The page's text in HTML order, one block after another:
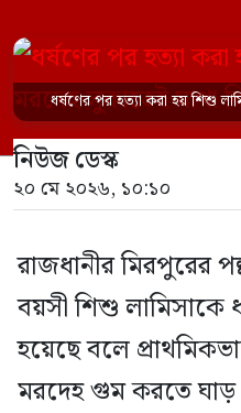
চালানো হয় এই নৃশংস
ভাড়াটিয়া সোহেল রানা
আক্তারকে (২৬) মাত্র
ধর্ষণের পর হত্যা করা হয় শিশু
নিউজ ডেস্ক
২০ মে ২০২৬, ১০:১০
রাজধানীর মিরপুরের
বয়সী শিশু লামিসাকে
হয়েছে বলে
মরদেহ গুম করতে ঘাড়